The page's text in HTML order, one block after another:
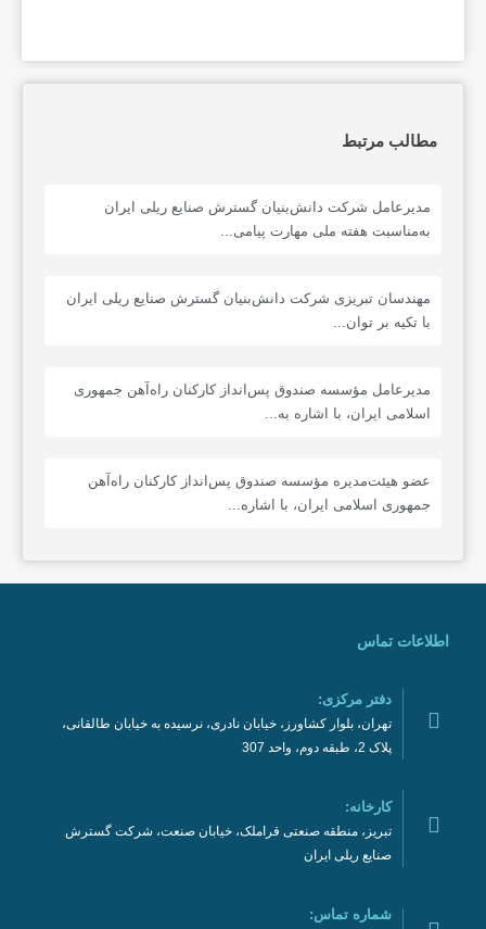
مطالب مرتبط
مدیرعامل شرکت دانش‌بنیان گسترش صنایع ریلی ایران
به‌مناسبت هفته ملی مهارت پیامی...
مهندسان تبریزی شرکت دانش‌بنیان گسترش صنایع ریلی ایران
با تکیه بر توان...
مدیرعامل مؤسسه صندوق پس‌انداز کارکنان راه‌آهن جمهوری
اسلامی ایران، با اشاره به...
عضو هیئت‌مدیره مؤسسه صندوق پس‌انداز کارکنان راه‌آهن
جمهوری اسلامی ایران، با اشاره...
اطلاعات تماس
دفتر مرکزی:
تهران، بلوار کشاورز، خیابان نادری، نرسیده به خیابان طالقانی،
پلاک 2، طبقه دوم، واحد 307
کارخانه:
تبریز، منطقه صنعتی قراملک، خیابان صنعت، شرکت گسترش
صنایع ریلی ایران
شماره تماس: